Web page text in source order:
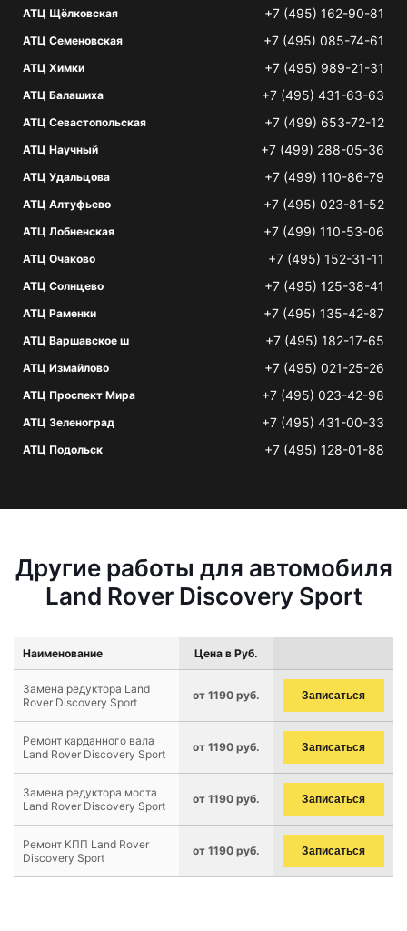
АТЦ Щёлковская +7 (495) 162-90-81
АТЦ Семеновская +7 (495) 085-74-61
АТЦ Химки +7 (495) 989-21-31
АТЦ Балашиха +7 (495) 431-63-63
АТЦ Севастопольская +7 (499) 653-72-12
АТЦ Научный +7 (499) 288-05-36
АТЦ Удальцова +7 (499) 110-86-79
АТЦ Алтуфьево +7 (495) 023-81-52
АТЦ Лобненская +7 (499) 110-53-06
АТЦ Очаково +7 (495) 152-31-11
АТЦ Солнцево +7 (495) 125-38-41
АТЦ Раменки +7 (495) 135-42-87
АТЦ Варшавское ш +7 (495) 182-17-65
АТЦ Измайлово +7 (495) 021-25-26
АТЦ Проспект Мира +7 (495) 023-42-98
АТЦ Зеленоград +7 (495) 431-00-33
АТЦ Подольск +7 (495) 128-01-88
Другие работы для автомобиля
Land Rover Discovery Sport
Наименование Цена в Руб.
Замена редуктора Land
Rover Discovery Sport
от 1190 руб. Записаться
Ремонт карданного вала
Land Rover Discovery Sport
от 1190 руб. Записаться
Замена редуктора моста
Land Rover Discovery Sport
от 1190 руб. Записаться
Ремонт КПП Land Rover
Discovery Sport
от 1190 руб. Записаться